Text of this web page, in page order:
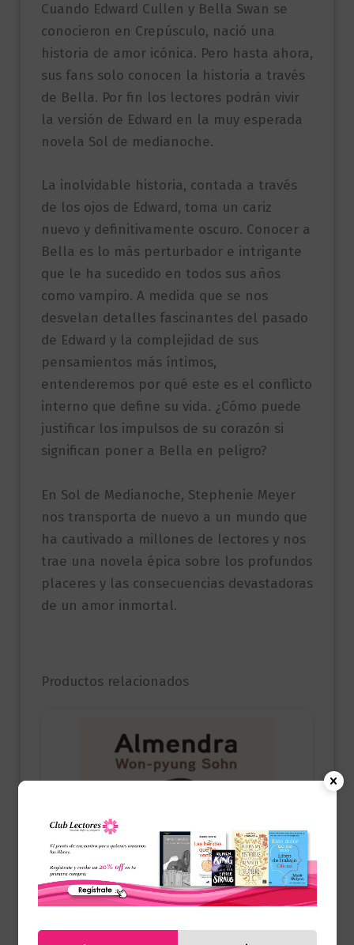
Cuando Edward Cullen y Bella Swan se
conocieron en Crepúsculo, nació una
historia de amor icónica. Pero hasta ahora,
sus fans solo conocen la historia a través
de Bella. Por fin los lectores podrán vivir
la versión de Edward en la muy esperada
novela Sol de medianoche.
La inolvidable historia, contada a través
de los ojos de Edward, toma un cariz
nuevo y definitivamente oscuro. Conocer a
Bella es lo más perturbador e intrigante
que le ha sucedido en todos sus años
como vampiro. A medida que se nos
desvelan detalles fascinantes del pasado
de Edward y la complejidad de sus
pensamientos más íntimos,
entenderemos por qué este es el conflicto
interno que define su vida. ¿Cómo puede
justificar los impulsos de su corazón si
significan poner a Bella en peligro?
En Sol de Medianoche, Stephenie Meyer
nos transporta de nuevo a un mundo que
ha cautivado a millones de lectores y nos
trae una novela épica sobre los profundos
placeres y las consecuencias devastadoras
de un amor inmortal.
Productos relacionados